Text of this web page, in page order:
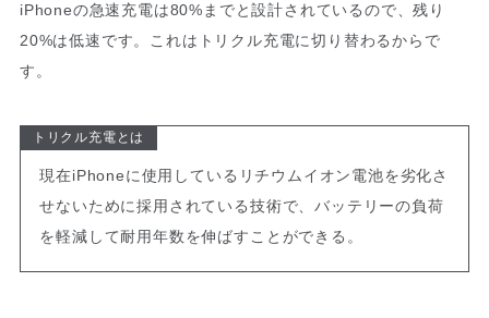
iPhoneの急速充電は80%までと設計されているので、残り
20%は低速です。これはトリクル充電に切り替わるからで
す。
トリクル充電とは
現在iPhoneに使用しているリチウムイオン電池を劣化さ
せないために採用されている技術で、バッテリーの負荷
を軽減して耐用年数を伸ばすことができる。